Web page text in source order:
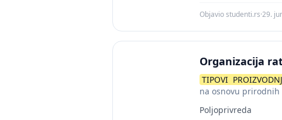
Objavio studenti.rs·29.
Organizacija
TIPOVI
na osnovu prirodnih
Poljoprivreda